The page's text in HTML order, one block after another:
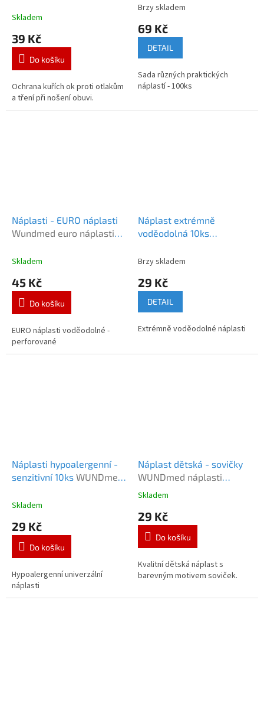
Skladem
39 Kč
Do košíku
Ochrana kuřích ok proti otlakům
a tření při nošení obuvi.
Průměrné
produktu
5,0
5
hvězdiček.
Brzy skladem
69 Kč
DETAIL
Sada různých praktických
náplastí - 100ks
Náplasti - EURO náplasti
Wundmed euro náplasti
Skladem
45 Kč
Do košíku
EURO náplasti voděodolné -
perforované
Náplast extrémně
voděodolná 10ks
voděodolné 10ks
Brzy skladem
29 Kč
DETAIL
Extrémně voděodolné náplasti
Náplasti hypoalergenní -
senzitivní 10ks WUNDmed
hypoalergenní 10ks
Skladem
29 Kč
Do košíku
Hypoalergenní univerzální
náplasti
Náplast dětská - sovičky
WUNDmed náplasti
sovičky
Průměrné
produktu
4,5
5
hvězdiček.
Skladem
29 Kč
Do košíku
Kvalitní dětská náplast s
barevným motivem soviček.